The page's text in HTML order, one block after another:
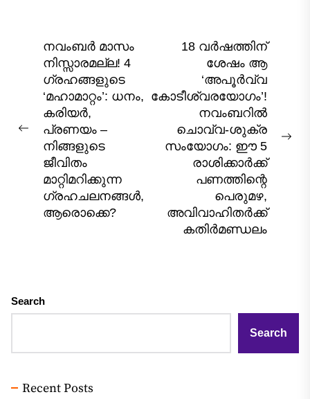
Post
navigation
Previous
നവംബർ മാസം
നിസ്സാരമല്ല! 4
ഗ്രഹങ്ങളുടെ
‘മഹാമാറ്റം’: ധനം,
കരിയർ,
പ്രണയം –
നിങ്ങളുടെ
ജീവിതം
മാറ്റിമറിക്കുന്ന
ഗ്രഹചലനങ്ങൾ,
ആരൊക്കെ?
18 വർഷത്തിന്
ശേഷം ആ
‘അപൂർവ്വ
കോടീശ്വരയോഗം’!
നവംബറിൽ
ചൊവ്വ-ശുക്ര
സംയോഗം: ഈ 5
രാശിക്കാർക്ക്
പണത്തിന്റെ
പെരുമഴ,
അവിവാഹിതർക്ക്
കതിർമണ്ഡലം
Search
Search
Recent Posts